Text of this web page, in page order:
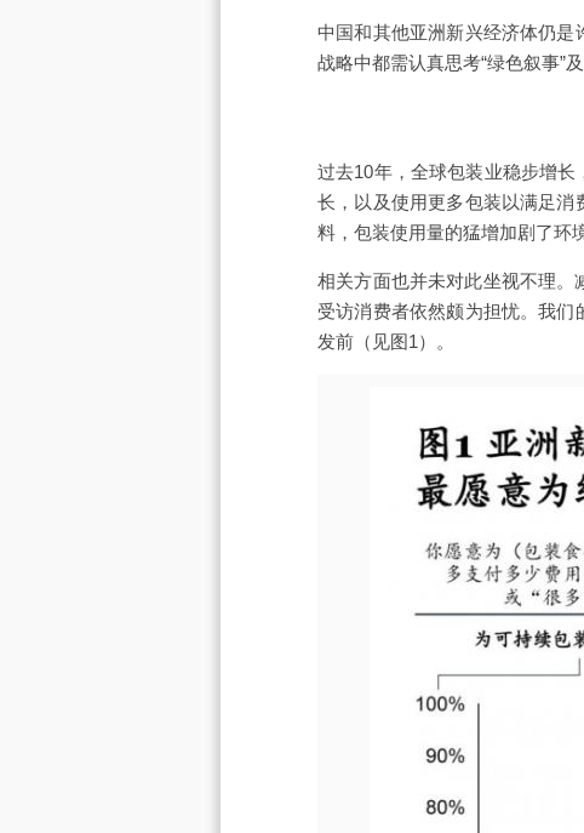
中国和其他亚洲新兴经济体仍
战略中都需认真思考“绿色叙事”
过去10年，全球包装业稳步增
长，以及使用更多包装以满足
料，包装使用量的猛增加剧了环
相关方面也并未对此坐视不理。
受访消费者依然颇为担忧。我
发前（见图1）。